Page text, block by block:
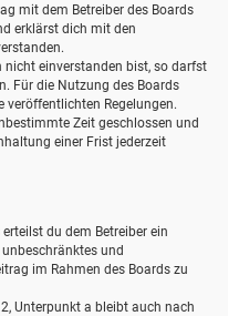
mit dem Betreiber des Boards
erklärst dich mit den
nicht einverstanden bist, so darfst
Für die Nutzung des Boards
veröffentlichten Regelungen.
Zeit geschlossen und
einer Frist jederzeit
du dem Betreiber ein
und
im Rahmen des Boards zu
Unterpunkt a bleibt auch nach